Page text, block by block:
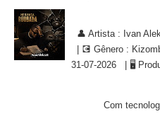
👤 Artista : Ivan
| 💽 Gênero :
31-07-2026 | 🖥
Com